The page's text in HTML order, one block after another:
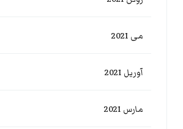
می 2021
آوریل 2021
مارس 2021